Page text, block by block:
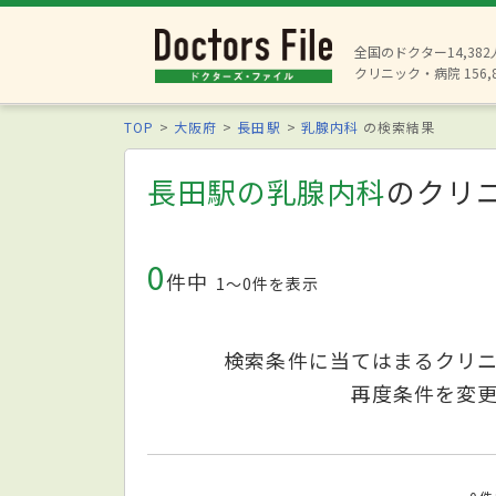
全国のドクター14,382
クリニック・病院
TOP 大阪府 長田駅 乳腺内科 の検索結果
長田駅の乳腺内科のクリ
0件中 1〜0件を表示
検索条件に当てはまるクリ
再度条件を変